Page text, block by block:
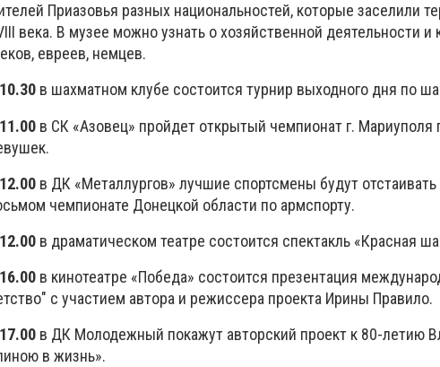
Приазовья разных национальностей, которые заселили
века. В музее можно узнать о хозяйственной деятельности и
евреев, немцев.
10.30 в шахматном клубе состоится турнир выходного дня по
11.00 в СК «Азовец» пройдет открытый чемпионат г.
12.00 в ДК «Металлургов» лучшие спортсмены будут
чемпионате Донецкой области по армспорту.
12.00 в драматическом театре состоится спектакль «Красная
16.00 в кинотеатре «Победа» состоится презентация
с участием автора и режиссера проекта Ирины Правило.
17.00 в ДК Молодежный покажут авторский проект к 80-летию
в жизнь».